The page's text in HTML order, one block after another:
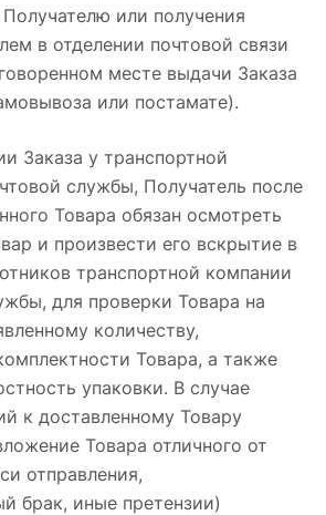
или получения
в отделении почтовой связи
месте выдачи Заказа
или постамате).
Заказа у транспортной
службы, Получатель после
Товара обязан осмотреть
и произвести его вскрытие в
транспортной компании
для проверки Товара на
количеству,
Товара, а также
упаковки. В случае
к доставленному Товару
Товара отличного от
отправления,
брак, иные претензии)